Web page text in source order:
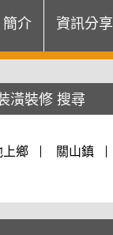
簡介 資訊分享
潢裝修 搜尋
上鄉 關山鎮